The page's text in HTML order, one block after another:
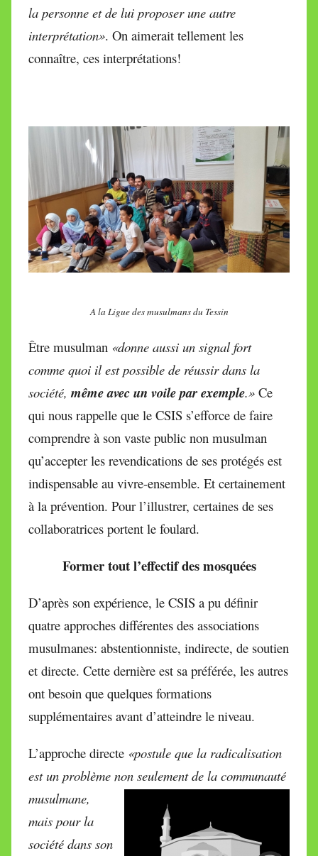
la personne et de lui proposer une autre
interprétation». On aimerait tellement les
connaître, ces interprétations!
A la Ligue des musulmans du Tessin
Être musulman «donne aussi un signal fort
comme quoi il est possible de réussir dans la
société, même avec un voile par exemple.» Ce
qui nous rappelle que le CSIS s’efforce de faire
comprendre à son vaste public non musulman
qu’accepter les revendications de ses protégés est
indispensable au vivre-ensemble. Et certainement
à la prévention. Pour l’illustrer, certaines de ses
collaboratrices portent le foulard.
Former tout l’effectif des mosquées
D’après son expérience, le CSIS a pu définir
quatre approches différentes des associations
musulmanes: abstentionniste, indirecte, de soutien
et directe. Cette dernière est sa préférée, les autres
ont besoin que quelques formations
supplémentaires avant d’atteindre le niveau.
L’approche directe «postule que la radicalisation
est un problème non seulement de la communauté
musulmane,
mais pour la
société dans son